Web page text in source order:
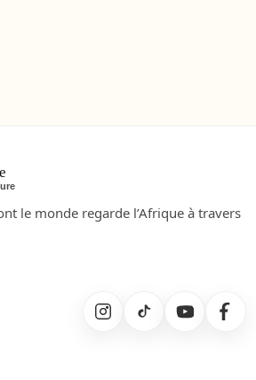
le monde regarde l’Afrique à travers